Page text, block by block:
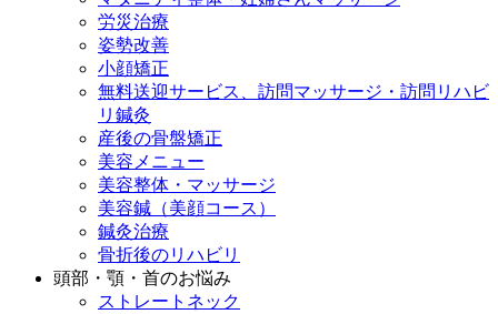
労災治療
姿勢改善
小顔矯正
無料送迎サービス、訪問マッサージ・訪問リハビ
リ鍼灸
産後の骨盤矯正
美容メニュー
美容整体・マッサージ
美容鍼（美顔コース）
鍼灸治療
骨折後のリハビリ
頭部・顎・首のお悩み
ストレートネック